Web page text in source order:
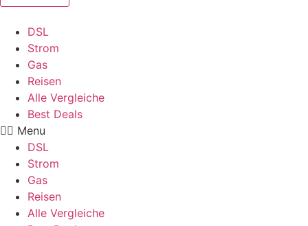
DSL
Strom
Gas
Reisen
Alle Vergleiche
Best Deals
Menu
DSL
Strom
Gas
Reisen
Alle Vergleiche